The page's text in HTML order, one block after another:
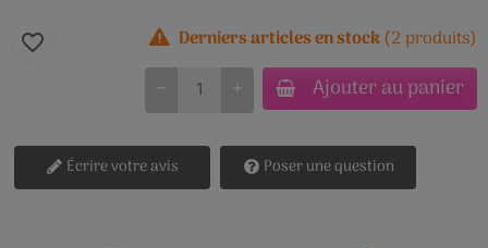
Derniers articles en stock(2 produits)
+
− Ajouter au panier
favorite_border
Écrire votre avis Poser une question